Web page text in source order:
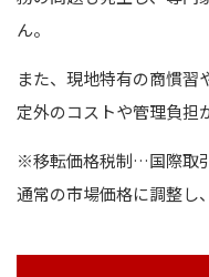
ん。
また、現地特有の商慣
定外のコストや管理負担
※移転価格税制…国際取
通常の市場価格に調整し